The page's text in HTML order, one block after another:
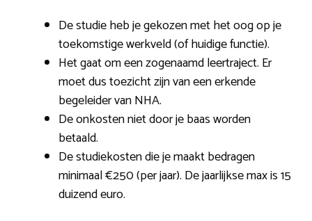
De studie heb je gekozen met het oog op je
toekomstige werkveld (of huidige functie).
Het gaat om een zogenaamd leertraject. Er
moet dus toezicht zijn van een erkende
begeleider van NHA.
De onkosten niet door je baas worden
betaald.
De studiekosten die je maakt bedragen
minimaal €250 (per jaar). De jaarlijkse max is 15
duizend euro.